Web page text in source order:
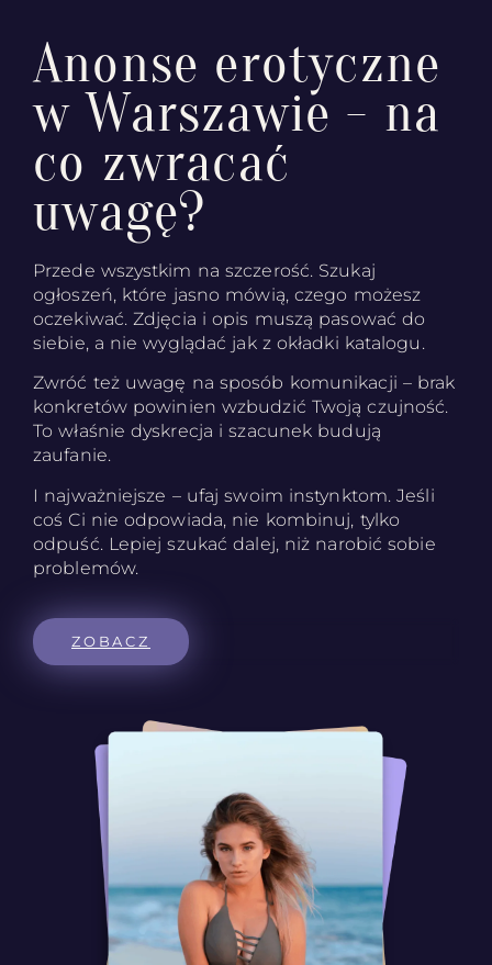
Anonse erotyczne
w Warszawie - na
co zwracać
uwagę?
Przede wszystkim na szczerość. Szukaj
ogłoszeń, które jasno mówią, czego możesz
oczekiwać. Zdjęcia i opis muszą pasować do
siebie, a nie wyglądać jak z okładki katalogu.
Zwróć też uwagę na sposób komunikacji – brak
konkretów powinien wzbudzić Twoją czujność.
To właśnie dyskrecja i szacunek budują
zaufanie.
I najważniejsze – ufaj swoim instynktom. Jeśli
coś Ci nie odpowiada, nie kombinuj, tylko
odpuść. Lepiej szukać dalej, niż narobić sobie
problemów.
ZOBACZ